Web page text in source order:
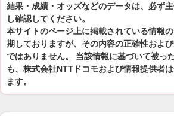
結果・成績・オッズなどのデータは、必ず
し確認してください。
本サイトのページ上に掲載されている情報
期しておりますが、その内容の正確性およ
ではありません。 当該情報に基づいて被っ
も、株式会社NTTドコモおよび情報提供者
ます。